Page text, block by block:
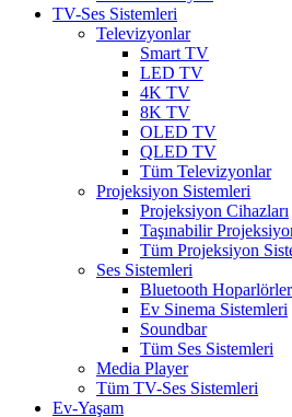
TV-Ses Sistemleri
Televizyonlar
Smart TV
LED TV
4K TV
8K TV
OLED TV
QLED TV
Tüm Televizyonlar
Projeksiyon Sistemleri
Projeksiyon Cihazları
Taşınabilir
Tüm Projeksiyon
Ses Sistemleri
Bluetooth Hoparlörler
Ev Sinema Sistemleri
Soundbar
Tüm Ses Sistemleri
Media Player
Tüm TV-Ses Sistemleri
Ev-Yaşam